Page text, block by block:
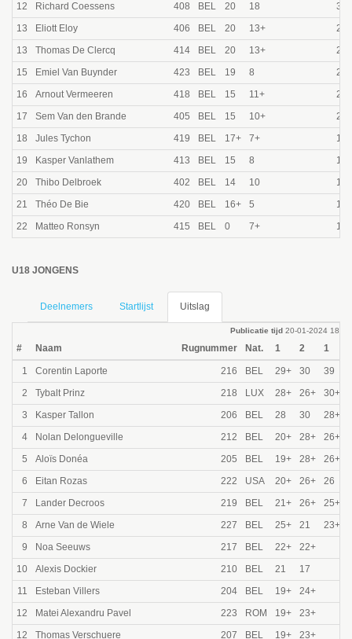
12
Richard Coessens 408 BEL 20 18
13
Eliott Eloy 406 BEL 20 13+
13
Thomas De Clercq 414 BEL 20 13+
15
Emiel Van Buynder 423 BEL 19 8
16
Arnout Vermeeren 418 BEL 15 11+
17
Sem Van den Brande 405 BEL 15 10+
18
Jules Tychon 419 BEL 17+ 7+
19
Kasper Vanlathem 413 BEL 15 8
20
Thibo Delbroek 402 BEL 14 10
21
Théo De Bie 420 BEL 16+ 5
22
Matteo Ronsyn 415 BEL 0 7+
U18 JONGENS
Deelnemers Startlijst Uitslag
Publicatie tijd 20-01-2024 18:31
# Naam Rugnummer Nat. 1 2 1
1 Corentin Laporte 216 BEL 29+ 30
39
2
Tybalt Prinz 218 LUX 28+ 26+
30+
3
Kasper Tallon 206 BEL 28 30
28+
4
Nolan Delongueville 212 BEL 20+ 28+
26+
5
Aloïs Donéa 205 BEL 19+ 28+
26+
6
Eitan Rozas 222 USA 20+ 26+
26
7
Lander Decroos 219 BEL 21+ 26+
25+
8
Arne Van de Wiele 227 BEL 25+ 21
23+
9
Noa Seeuws 217 BEL 22+
22+
10
Alexis Dockier 210 BEL 21
17
11
Esteban Villers 204 BEL 19+
24+
12
Matei Alexandru Pavel 223 ROM 19+
23+
12
Thomas Verschuere 207 BEL 19+
23+